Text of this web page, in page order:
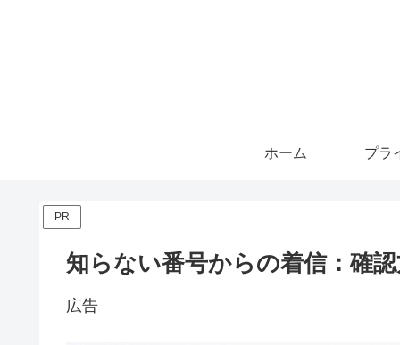
ホーム
PR
知らない番号からの着信：確
広告